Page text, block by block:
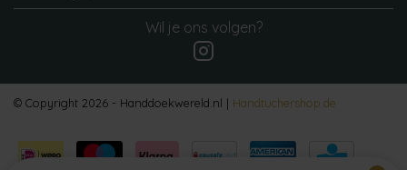
Wil je ons volgen?
© Copyright 2026 - Handdoekwereld.nl | Handtuchershop.de